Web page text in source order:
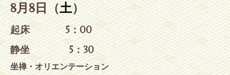
8月8日（土）
起床 5：00
静坐 5：30
坐禅・オリエンテーション